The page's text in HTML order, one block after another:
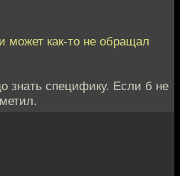
может как-то не обращал
знать специфику. Если б не